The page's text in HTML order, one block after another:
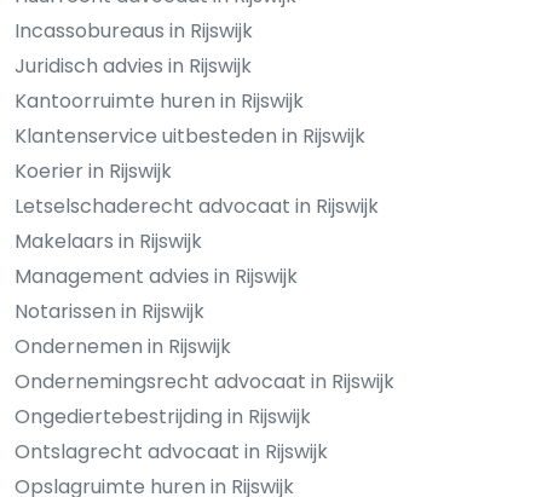
Incassobureaus in Rijswijk
Juridisch advies in Rijswijk
Kantoorruimte huren in Rijswijk
Klantenservice uitbesteden in Rijswijk
Koerier in Rijswijk
Letselschaderecht advocaat in Rijswijk
Makelaars in Rijswijk
Management advies in Rijswijk
Notarissen in Rijswijk
Ondernemen in Rijswijk
Ondernemingsrecht advocaat in Rijswijk
Ongediertebestrijding in Rijswijk
Ontslagrecht advocaat in Rijswijk
Opslagruimte huren in Rijswijk